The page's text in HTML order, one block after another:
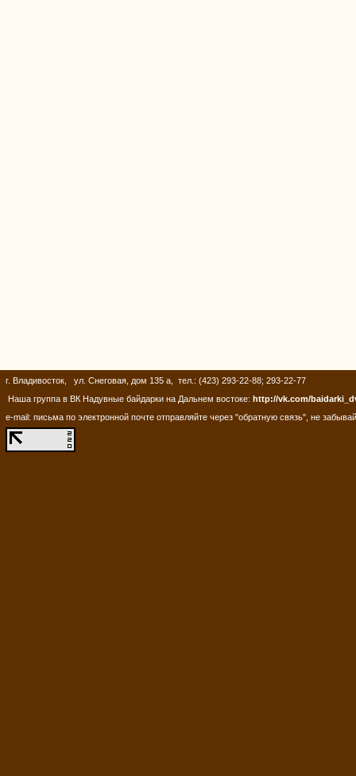
г. Владивосток, ул. Снеговая, дом 135 а, тел.: (423) 293-22-88; 293-22-77
Наша группа в ВК Надувные байдарки на Дальнем востоке: http://vk.com/
e-mail: письма по электронной почте отправляйте через "обратную связь", не